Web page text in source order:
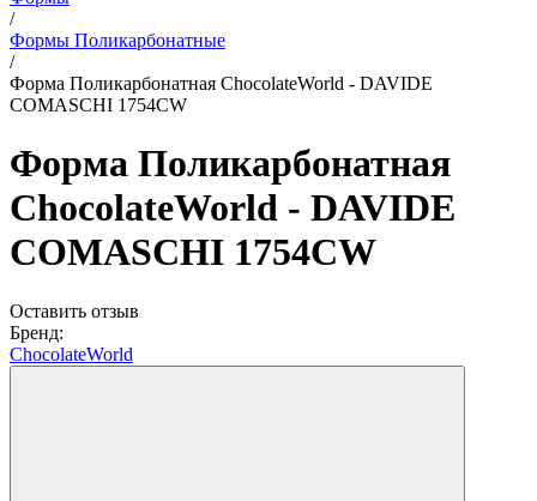
/
Формы Поликарбонатные
/
Форма Поликарбонатная ChocolateWorld - DAVIDE
COMASCHI 1754CW
Форма Поликарбонатная
ChocolateWorld - DAVIDE
COMASCHI 1754CW
Оставить отзыв
Бренд:
ChocolateWorld